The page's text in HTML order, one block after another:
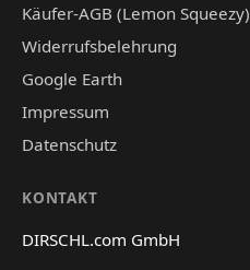
Käufer-AGB (Lemon Squeezy)
Widerrufsbelehrung
Google Earth
Impressum
Datenschutz
KONTAKT
DIRSCHL.com GmbH